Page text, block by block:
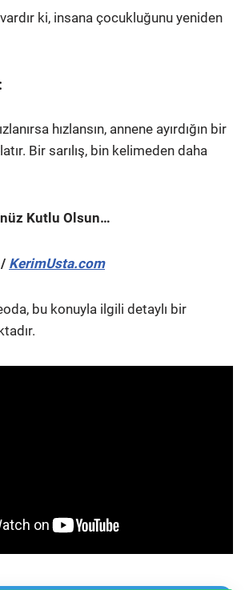
vardır ki, insana çocukluğunu yeniden
hızlansın, annene ayırdığın bir
Bir sarılış, bin kelimeden daha
Kutlu Olsun…
KerimUsta.com
bu konuyla ilgili detaylı bir